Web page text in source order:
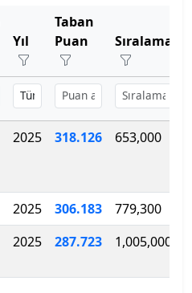
Yıl
Taban
Puan
Sıralama
2025 318.126 653,000
2025 306.183 779,300
2025 287.723 1,005,000